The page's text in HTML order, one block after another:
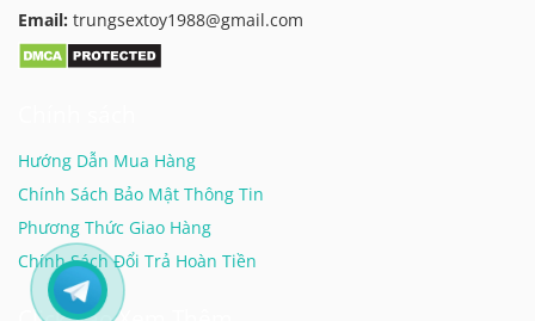
Email: trungsextoy1988@gmail.com
Hướng Dẫn Mua Hàng
Chính Sách Bảo Mật Thông Tin
Phương Thức Giao Hàng
Chính Sách Đổi Trả Hoàn Tiền